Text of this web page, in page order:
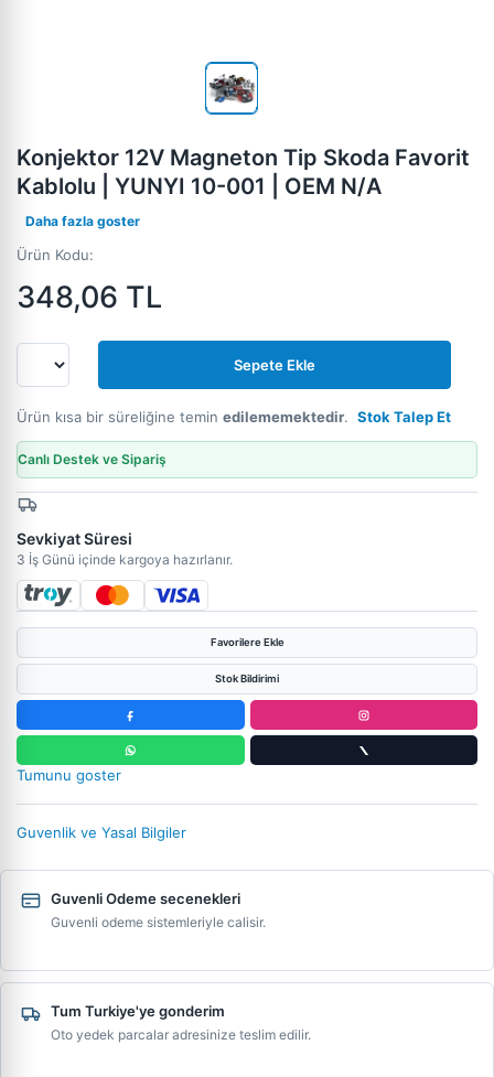
Konjektor 12V Magneton Tip Skoda Favorit
Kablolu | YUNYI 10-001 | OEM N/A
Daha fazla goster
Ürün Kodu:
348,06 TL
Sepete Ekle
Ürün kısa bir süreliğine temin edilememektedir. Stok Talep Et
Canlı Destek ve Sipariş
Sevkiyat Süresi
3 İş Günü içinde kargoya hazırlanır.
Favorilere Ekle
Stok Bildirimi
Tumunu goster
Guvenlik ve Yasal Bilgiler
Guvenli Odeme secenekleri
Guvenli odeme sistemleriyle calisir.
Tum Turkiye'ye gonderim
Oto yedek parcalar adresinize teslim edilir.